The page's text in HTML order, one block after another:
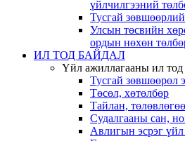
үйлчилгээний
Тусгай
Улсын төсвийн
ордын нөхөн
ИЛ ТОД БАЙДАЛ
Үйл ажиллагааны ил тод
Тусгай зөвшөөрөл
Төсөл, хөтөлбөр
Тайлан,
Судалгааны сан,
Авлигын эсрэг үйл